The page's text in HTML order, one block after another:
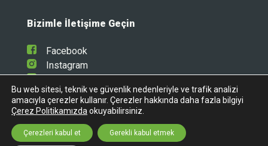
Bizimle İletişime Geçin
Facebook
Instagram
Bu web sitesi, teknik ve güvenlik nedenleriyle ve trafik analizi
amacıyla çerezler kullanır. Çerezler hakkında daha fazla bilgiyi
Çerez Politikamızda okuyabilirsiniz.
Çerezleri kabul et Gerekli kabul etmek